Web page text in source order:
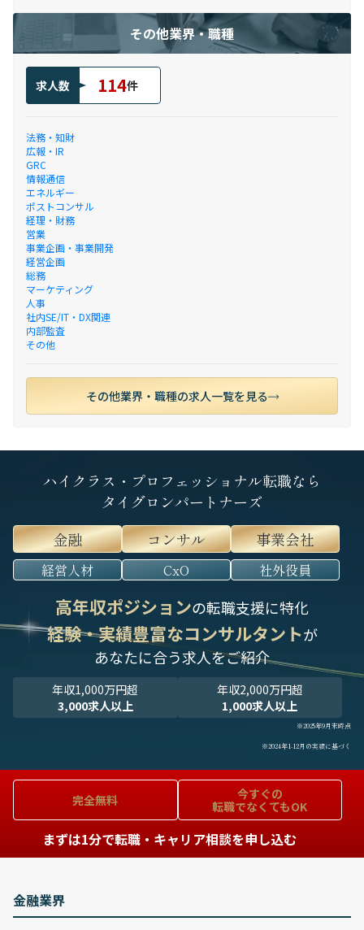
その他業界・職種
求人数 114件
法務・知財
広報・IR
GRC
情報通信
エネルギー
ポストコンサル
経理・財務
営業
事業企画・事業開発
経営企画
総務
マーケティング
人事
社内SE/IT・DX関連
内部監査
その他
その他業界・職種の求人一覧を見る
ハイクラス・プロフェッショナル転職なら
タイグロンパートナーズ
金融
コンサル 事業会社
経営人材 CxO 社外役員
高年収ポジションの転職支援に特化
経験・実績豊富なコンサルタントが
あなたに合う求人をご紹介
年収1,000万円超
3,000求人以上
年収2,000万円超
1,000求人以上
※2025年9月末時点
※2024年1-12月の実績に基づく
完全無料
今すぐの
転職でなくてもOK
まずは1分で転職・キャリア相談を申し込む
金融業界